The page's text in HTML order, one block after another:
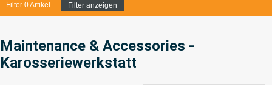
Filter 0Artikel Filter anzeigen
Maintenance & Accessories -
Karosseriewerkstatt